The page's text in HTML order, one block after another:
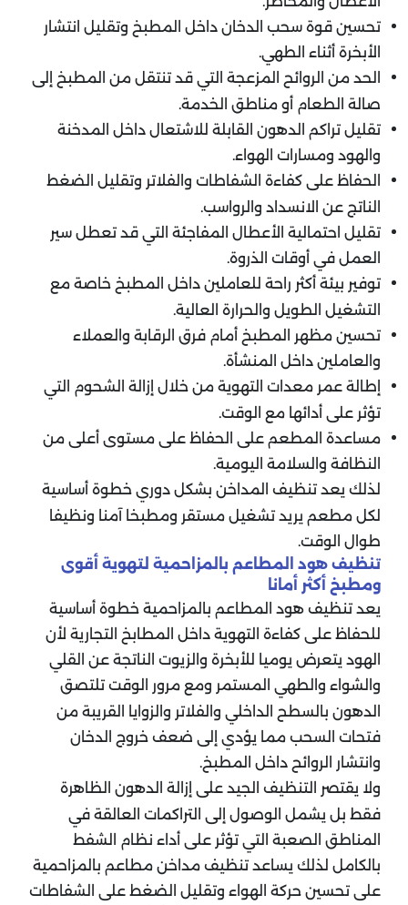
تحسين قوة سحب الدخان داخل المطبخ وتقليل انتشار
الأبخرة أثناء الطهي.
الحد من الروائح المزعجة التي قد تنتقل من المطبخ إلى
صالة الطعام أو مناطق الخدمة.
تقليل تراكم الدهون القابلة للاشتعال داخل المدخنة
والهود ومسارات الهواء.
الحفاظ على كفاءة الشفاطات والفلاتر وتقليل الضغط
الناتج عن الانسداد والرواسب.
تقليل احتمالية الأعطال المفاجئة التي قد تعطل سير
العمل في أوقات الذروة.
توفير بيئة أكثر راحة للعاملين داخل المطبخ خاصة مع
التشغيل الطويل والحرارة العالية.
تحسين مظهر المطبخ أمام فرق الرقابة والعملاء
والعاملين داخل المنشأة.
إطالة عمر معدات التهوية من خلال إزالة الشحوم التي
تؤثر على أدائها مع الوقت.
مساعدة المطعم على الحفاظ على مستوى أعلى من
النظافة والسلامة اليومية.
لذلك يعد تنظيف المداخن بشكل دوري خطوة أساسية
لكل مطعم يريد تشغيل مستقر ومطبخا آمنا ونظيفا
طوال الوقت.
تنظيف هود المطاعم بالمزاحمية لتهوية أقوى
ومطبخ أكثر أمانا
يعد تنظيف هود المطاعم بالمزاحمية خطوة أساسية
للحفاظ على كفاءة التهوية داخل المطابخ التجارية لأن
الهود يتعرض يوميا للأبخرة والزيوت الناتجة عن القلي
والشواء والطهي المستمر ومع مرور الوقت تلتصق
الدهون بالسطح الداخلي والفلاتر والزوايا القريبة من
فتحات السحب مما يؤدي إلى ضعف خروج الدخان
وانتشار الروائح داخل المطبخ.
ولا يقتصر التنظيف الجيد على إزالة الدهون الظاهرة
فقط بل يشمل الوصول إلى التراكمات العالقة في
المناطق الصعبة التي تؤثر على أداء نظام الشفط
بالكامل لذلك يساعد تنظيف مداخن مطاعم بالمزاحمية
على تحسين حركة الهواء وتقليل الضغط على الشفاطات